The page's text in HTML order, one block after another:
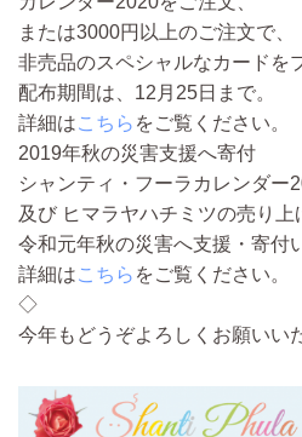
または3000円以上のご注文で、
非売品のスペシャルなカードを
配布期間は、12月25日まで。
詳細はこちら をご覧ください。
2019年秋の災害支援へ寄付
シャンティ・フーラカレンダー
及び ヒマラヤハチミツの売り上
令和元年秋の災害へ支援・寄付
詳細はこちら をご覧ください。
◇
今年もどうぞよろしくお願いい